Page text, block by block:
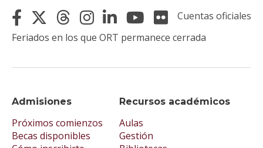
Admisiones
Próximos comienzos
Becas disponibles
Recursos académicos
Aulas
Gestión
Cuentas oficiales
Feriados en los que ORT permanece cerrada